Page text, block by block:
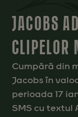
JACOBS
CLIPELOR
Cumpără din
Jacobs în
perioada 17
SMS cu textul